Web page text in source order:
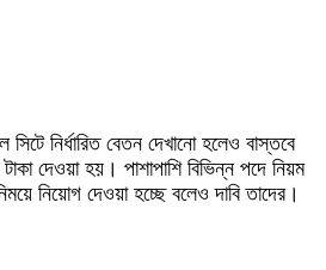
নির্ধারিত বেতন দেখানো হলেও বাস্তবে
দেওয়া হয়। পাশাপাশি বিভিন্ন পদে নিয়ম
নিয়োগ দেওয়া হচ্ছে বলেও দাবি তাদের।